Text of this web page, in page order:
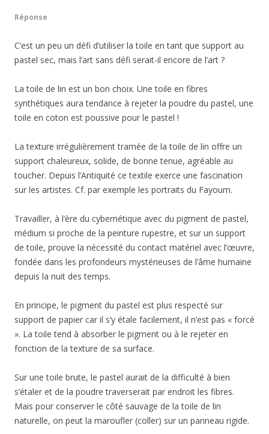
Réponse
C’est un peu un défi d’utiliser la toile en tant que support au
pastel sec, mais l’art sans défi serait-il encore de l’art ?
La toile de lin est un bon choix. Une toile en fibres
synthétiques aura tendance à rejeter la poudre du pastel, une
toile en coton est poussive pour le pastel !
La texture irrégulièrement tramée de la toile de lin offre un
support chaleureux, solide, de bonne tenue, agréable au
toucher. Depuis l’Antiquité ce textile exerce une fascination
sur les artistes. Cf. par exemple les portraits du Fayoum.
Travailler, à l’ère du cybernétique avec du pigment de pastel,
médium si proche de la peinture rupestre, et sur un support
de toile, prouve la nécessité du contact matériel avec l’œuvre,
fondée dans les profondeurs mystérieuses de l’âme humaine
depuis la nuit des temps.
En principe, le pigment du pastel est plus respecté sur
support de papier car il s’y étale facilement, il n’est pas « forcé
». La toile tend à absorber le pigment ou à le rejeter en
fonction de la texture de sa surface.
Sur une toile brute, le pastel aurait de la difficulté à bien
s’étaler et de la poudre traverserait par endroit les fibres.
Mais pour conserver le côté sauvage de la toile de lin
naturelle, on peut la maroufler (coller) sur un panneau rigide.